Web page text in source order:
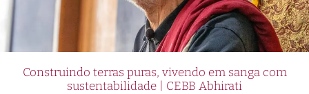
Construindo terras puras, vivendo em sanga com
sustentabilidade | CEBB Abhirati